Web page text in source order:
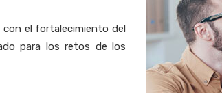
con el fortalecimiento del
para los retos de los